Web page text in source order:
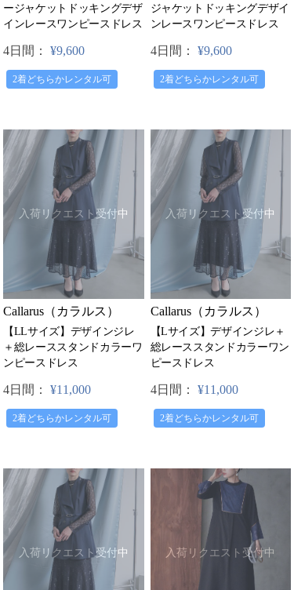
ージャケットドッキングデザ
インレースワンピースドレス
4日間： ¥9,600
2着どちらかレンタル可
ジャケットドッキングデザイ
ンレースワンピースドレス
4日間： ¥9,600
2着どちらかレンタル可
入荷リクエスト受付中
Callarus（カラルス）
【LLサイズ】デザインジレ
＋総レーススタンドカラーワ
ンピースドレス
4日間： ¥11,000
2着どちらかレンタル可
入荷リクエスト受付中
Callarus（カラルス）
【Lサイズ】デザインジレ＋
総レーススタンドカラーワン
ピースドレス
4日間： ¥11,000
2着どちらかレンタル可
入荷リクエスト受付中 入荷リクエスト受付中